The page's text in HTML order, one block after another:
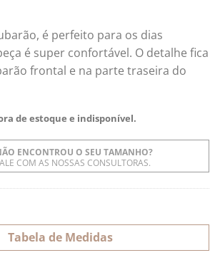
é perfeito para os dias
é super confortável. O detalhe fica
frontal e na parte traseira do
de estoque e indisponível.
ENCONTROU O SEU TAMANHO?
COM AS NOSSAS CONSULTORAS.
Tabela de Medidas